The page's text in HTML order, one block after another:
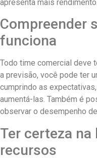
apresenta mais rendimento.
Compreender
funciona
Todo time comercial deve
a previsão, você pode ter
cumprindo as
aumentá-las. Também é
observar o desempenho
Ter certeza
recursos